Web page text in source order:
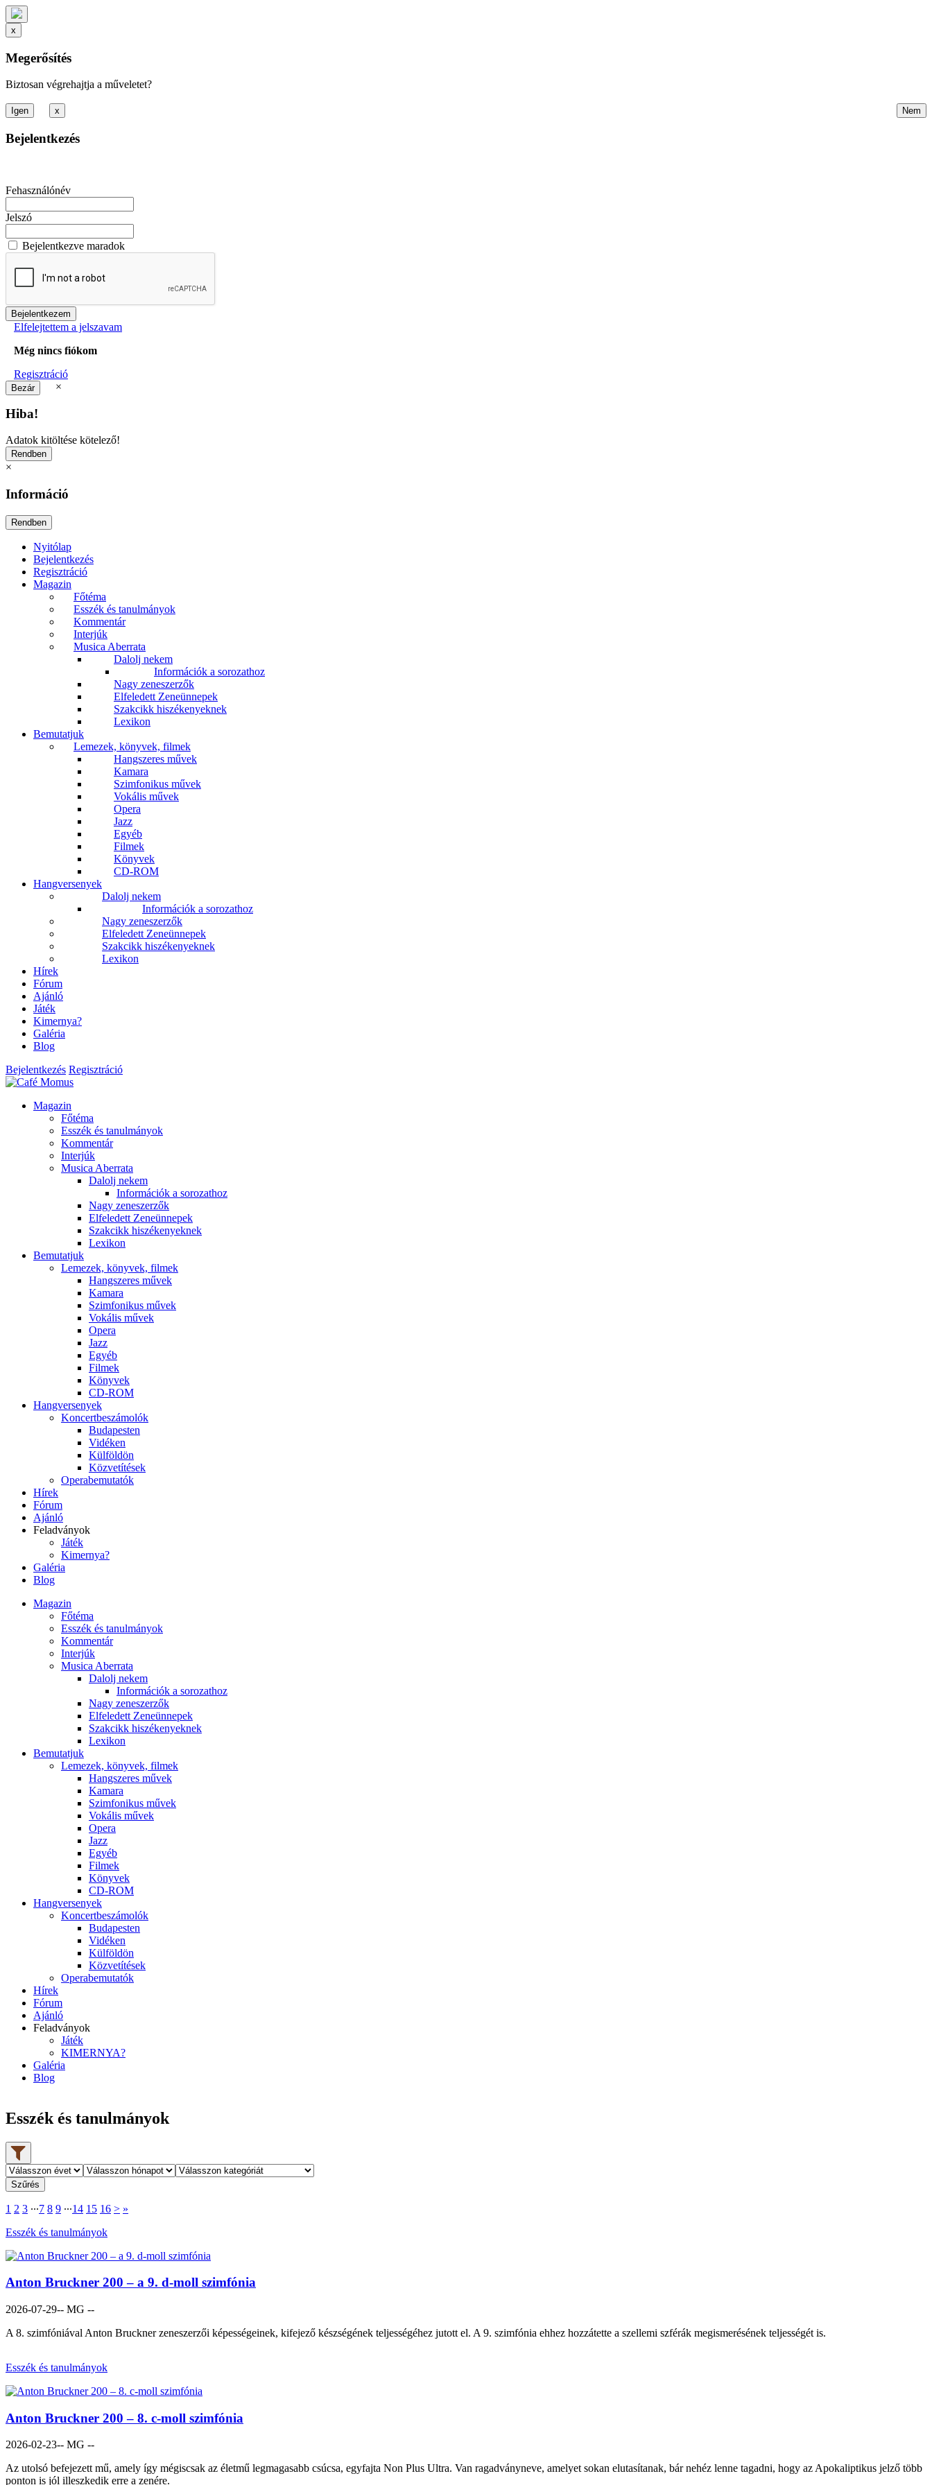
x
Megerősítés
Biztosan végrehajtja a műveletet?
x
Bejelentkezés
Fehasználónév
Jelszó
Bejelentkezve maradok
Elfelejtettem a jelszavam
Még nincs fiókom
Regisztráció
×
Hiba!
Adatok kitöltése kötelező!
×
Információ
Nyitólap
Bejelentkezés
Regisztráció
Magazin
Főtéma
Esszék és tanulmányok
Kommentár
Interjúk
Musica Aberrata
Dalolj nekem
Információk a sorozathoz
Nagy zeneszerzők
Elfeledett Zeneünnepek
Szakcikk hiszékenyeknek
Lexikon
Bemutatjuk
Lemezek, könyvek, filmek
Hangszeres művek
Kamara
Szimfonikus művek
Vokális művek
Opera
Jazz
Egyéb
Filmek
Könyvek
CD-ROM
Hangversenyek
Dalolj nekem
Információk a sorozathoz
Nagy zeneszerzők
Elfeledett Zeneünnepek
Szakcikk hiszékenyeknek
Lexikon
Hírek
Fórum
Ajánló
Játék
Kimernya?
Galéria
Blog
Bejelentkezés Regisztráció
Magazin
Főtéma
Esszék és tanulmányok
Kommentár
Interjúk
Musica Aberrata
Dalolj nekem
Információk a sorozathoz
Nagy zeneszerzők
Elfeledett Zeneünnepek
Szakcikk hiszékenyeknek
Lexikon
Bemutatjuk
Lemezek, könyvek, filmek
Hangszeres művek
Kamara
Szimfonikus művek
Vokális művek
Opera
Jazz
Egyéb
Filmek
Könyvek
CD-ROM
Hangversenyek
Koncertbeszámolók
Budapesten
Vidéken
Külföldön
Közvetítések
Operabemutatók
Hírek
Fórum
Ajánló
Feladványok
Játék
Kimernya?
Galéria
Blog
Magazin
Főtéma
Esszék és tanulmányok
Kommentár
Interjúk
Musica Aberrata
Dalolj nekem
Információk a sorozathoz
Nagy zeneszerzők
Elfeledett Zeneünnepek
Szakcikk hiszékenyeknek
Lexikon
Bemutatjuk
Lemezek, könyvek, filmek
Hangszeres művek
Kamara
Szimfonikus művek
Vokális művek
Opera
Jazz
Egyéb
Filmek
Könyvek
CD-ROM
Hangversenyek
Koncertbeszámolók
Budapesten
Vidéken
Külföldön
Közvetítések
Operabemutatók
Hírek
Fórum
Ajánló
Feladványok
Játék
KIMERNYA?
Galéria
Blog
Esszék és tanulmányok

1 2 3 ∙∙∙7 8 9 ∙∙∙14 15 16 > »
Esszék és tanulmányok
Anton Bruckner 200 – a 9. d-moll szimfónia
2026-07-29-- MG --
A 8. szimfóniával Anton Bruckner zeneszerzői képességeinek, kifejező készségének teljességéhez jutott el. A 9. szimfónia ehhez hozzátette a szellemi szférák megismerésének teljességét is.
Esszék és tanulmányok
Anton Bruckner 200 – 8. c-moll szimfónia
2026-02-23-- MG --
Az utolsó befejezett mű, amely így mégiscsak az életmű legmagasabb csúcsa, egyfajta Non Plus Ultra. Van ragadványneve, amelyet sokan elutasítanak, bár nehéz lenne tagadni, hogy az Apokaliptikus jelző több
ponton is jól illeszkedik erre a zenére.